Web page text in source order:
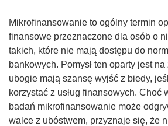
Mikrofinansowanie to ogólny termin
finansowe przeznaczone dla osób o
takich, które nie mają dostępu do
bankowych. Pomysł ten oparty jest
ubogie mają szansę wyjść z biedy,
korzystać z usług finansowych. Choć
badań mikrofinansowanie może
walce z ubóstwem, przyznaje się, że